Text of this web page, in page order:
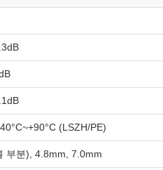
(LSZH/PE)
부분), 4.8mm, 7.0mm